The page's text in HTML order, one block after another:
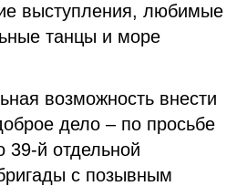
выступления, любимые
танцы и море
возможность внести
дело – по просьбе
39-й отдельной
с позывным